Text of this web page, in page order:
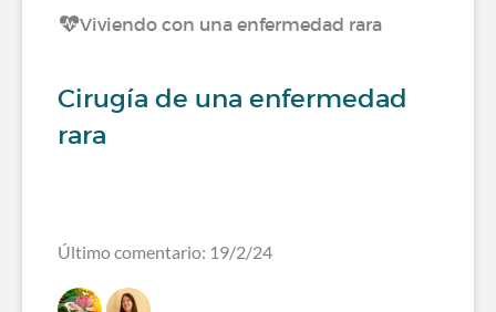
Viviendo con una enfermedad rara
Cirugía de una enfermedad
rara
Último comentario: 19/2/24